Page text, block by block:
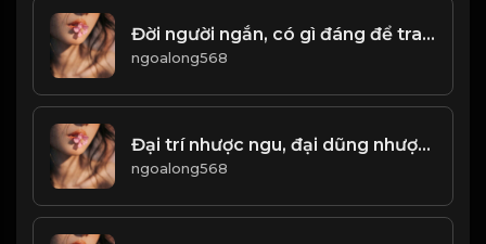
Đời người ngắn, có gì đáng để tranh đâu! Đạo
ngoalong568
Đại trí nhược ngu, đại dũng nhược khiếp! & Đạo
ngoalong568